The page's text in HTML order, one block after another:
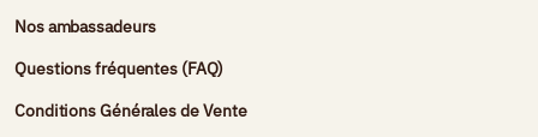
Nos ambassadeurs
Questions fréquentes (FAQ)
Conditions Générales de Vente